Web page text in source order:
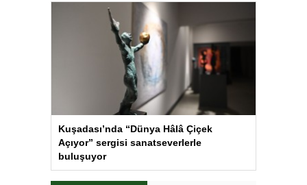
Kuşadası’nda “Dünya Hâlâ Çiçek
Açıyor” sergisi sanatseverlerle
buluşuyor